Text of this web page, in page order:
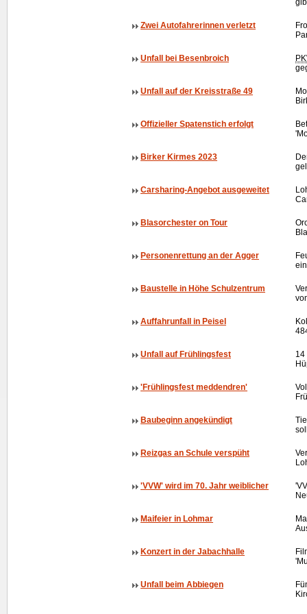
Zwei Autofahrerinnen verletzt
Unfall bei Besenbroich
Unfall auf der Kreisstraße 49
Offizieller Spatenstich erfolgt
Birker Kirmes 2023
Carsharing-Angebot ausgeweitet
Blasorchester on Tour
Personenrettung an der Agger
Baustelle in Höhe Schulzentrum
Auffahrunfall in Peisel
Unfall auf Frühlingsfest
14
'Frühlingsfest meddendren'
Baubeginn angekündigt
Reizgas an Schule verspüht
'VVW' wird im 70. Jahr weiblicher
Maifeier in Lohmar
Konzert in der Jabachhalle
Unfall beim Abbiegen